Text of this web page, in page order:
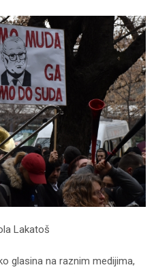
Lakatoš
glasina na raznim medijima,